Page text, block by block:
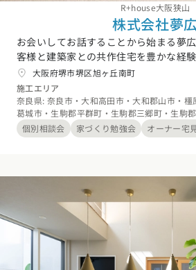
R+house大阪狭山
株式会社夢広
お会いしてお話することから始まる夢
客様と建築家との共作住宅を豊かな経
にさせて頂きます。”お家”という箱を
で豊かな暮らし”をご提案いたします。
大阪府堺市堺区旭ヶ丘南町
施工エリア
奈良県: 奈良市・大和高田市・大和郡山市・橿
葛城市・生駒郡平群町・生駒郡三郷町・生駒
磯城郡川西町・磯城郡三宅町・磯城郡田原本
城郡王寺町・北葛城郡広陵町・北葛城郡河合
大東市・和泉市・箕面市・柏原市・羽曳野市
市・藤井寺市・東大阪市・四條畷市・交野市
町・南河内郡太子町・南河内郡河南町・南河
神戸市・尼崎市・西宮市・芦屋市・伊丹市・宝
個別相談会 家づくり勉強会 オーナー宅